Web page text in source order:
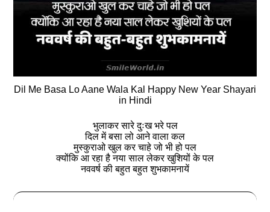
Dil Me Basa Lo Aane Wala Kal Happy New Year Shayari
in Hindi
भुलाकर सारे दुःख भरे पल
दिल में बसा लो आने वाला कल
मुस्कुराओ खुल कर चाहे जो भी हो पल
क्योंकि आ रहा है नया साल लेकर खुशियों के पल
नववर्ष की बहुत बहुत शुभकामनायें